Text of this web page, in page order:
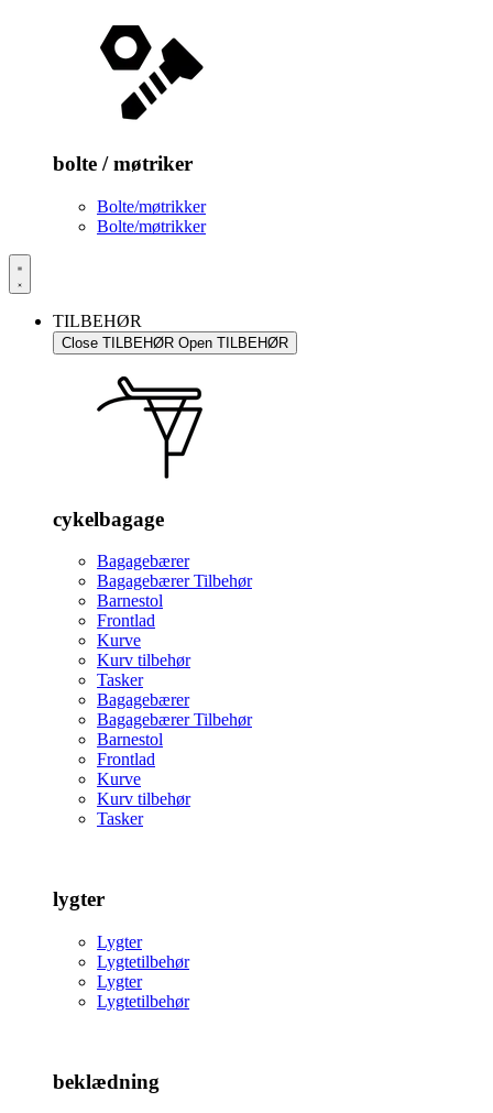
bolte / møtriker
Bolte/møtrikker
Bolte/møtrikker
TILBEHØR
Close TILBEHØR Open TILBEHØR
cykelbagage
Bagagebærer
Bagagebærer Tilbehør
Barnestol
Frontlad
Kurve
Kurv tilbehør
Tasker
Bagagebærer
Bagagebærer Tilbehør
Barnestol
Frontlad
Kurve
Kurv tilbehør
Tasker
lygter
Lygter
Lygtetilbehør
Lygter
Lygtetilbehør
beklædning